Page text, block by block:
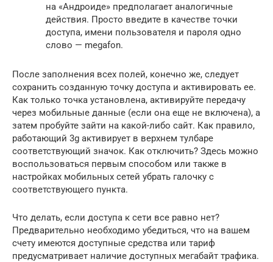
на «Андроиде» предполагает аналогичные
действия. Просто введите в качестве точки
доступа, имени пользователя и пароля одно
слово — megafon.
После заполнения всех полей, конечно же, следует
сохранить созданную точку доступа и активировать ее.
Как только точка установлена, активируйте передачу
через мобильные данные (если она еще не включена), а
затем пробуйте зайти на какой-либо сайт. Как правило,
работающий 3g активирует в верхнем тулбаре
соответствующий значок. Как отключить? Здесь можно
воспользоваться первым способом или также в
настройках мобильных сетей убрать галочку с
соответствующего пункта.
Что делать, если доступа к сети все равно нет?
Предварительно необходимо убедиться, что на вашем
счету имеются доступные средства или тариф
предусматривает наличие доступных мегабайт трафика.